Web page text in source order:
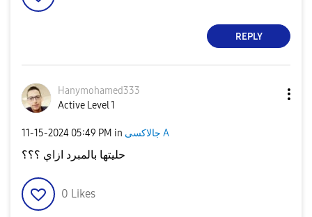
REPLY
Hanymohamed333
Active Level 1
‎11-15-2024 05:49 PM in جالاكسى A
حليتها بالمبرد ازاي ؟؟؟
0 Likes